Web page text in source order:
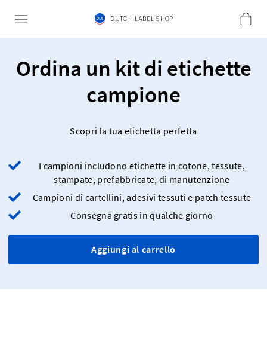
DUTCH LABEL SHOP
Ordina un kit di etichette
campione
Scopri la tua etichetta perfetta
I campioni includono etichette in cotone, tessute,
stampate, prefabbricate, di manutenzione
Campioni di cartellini, adesivi tessuti e patch tessute
Consegna gratis in qualche giorno
Aggiungi al carrello